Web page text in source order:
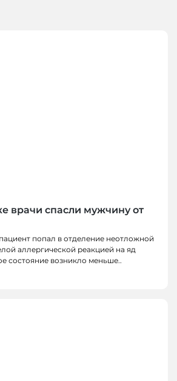
врачи спасли мужчину от
попал в отделение неотложной
аллергической реакцией на яд
состояние возникло меньше..